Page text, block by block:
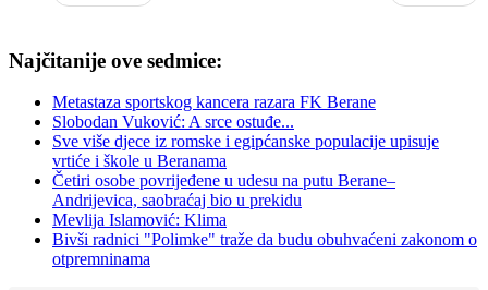
Najčitanije ove sedmice:
Metastaza sportskog kancera razara FK Berane
Slobodan Vuković: A srce ostuđe...
Sve više djece iz romske i egipćanske populacije upisuje
vrtiće i škole u Beranama
Četiri osobe povrijeđene u udesu na putu Berane–
Andrijevica, saobraćaj bio u prekidu
Mevlija Islamović: Klima
Bivši radnici "Polimke" traže da budu obuhvaćeni zakonom o
otpremninama